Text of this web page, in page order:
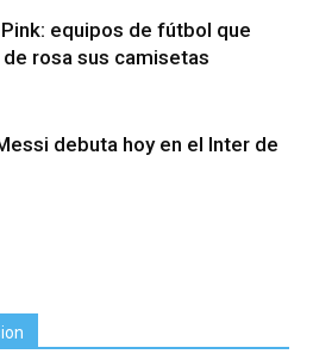
equipos de fútbol que
rosa sus camisetas
debuta hoy en el Inter de